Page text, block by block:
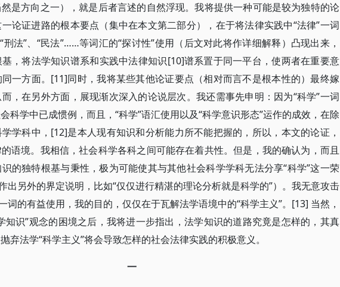
是方向之一），就是后者言述的自然浮现。我将提供一种可能是较为独特的论
论证进路的根本要点（集中在本文第二部分），在于将法律实践中“法律”一词
刑法”、“民法”……等词汇的“探讨性”使用（后文对此将作详细解释）凸现出来，
，将法学知识谱系和实践中法律知识[10]谱系置于同一平台，使两者在重要意
一方面。[11]同时，我将某些其他论证要点（相对而言不是根本性的）最终嫁
，在另外方面，展现渐次深入的论说层次。我还需事先申明：因为“科学”一词
科学中已成惯例，而且，“科学”语汇使用以及“科学意识形态”运作的成效，在除
学科中，[12]是本人现有知识和分析能力所不能把握的，所以，本文的论证，
语境。我相信，社会科学各科之间可能存在着共性。但是，我的确认为，而且
的独特根基与秉性，极为可能使其与其他社会科学学科无法分享“科学”这一荣
出另外的界定说明，比如“仅仅进行精湛的理论分析就是科学的”）。我无意攻击
词的有益使用，我的目的，仅仅在于瓦解法学语境中的“科学主义”。[13] 当然，
知识”观念的困境之后，我将进一步指出，法学知识的道路究竟是怎样的，其真
弃法学“科学主义”将会导致怎样的社会法律实践的积极意义。
一